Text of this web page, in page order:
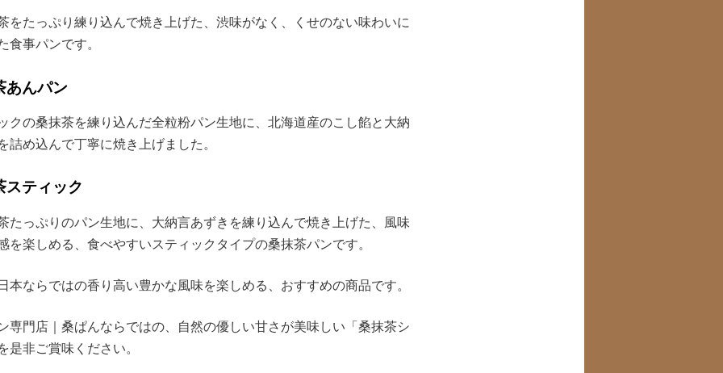
をたっぷり練り込んで焼き上げた、渋味がなく、くせのない味わいに
食事パンです。
あんパン
クの桑抹茶を練り込んだ全粒粉パン生地に、北海道産のこし餡と大納
詰め込んで丁寧に焼き上げました。
スティック
たっぷりのパン生地に、大納言あずきを練り込んで焼き上げた、風味
を楽しめる、食べやすいスティックタイプの桑抹茶パンです。
本ならではの香り高い豊かな風味を楽しめる、おすすめの商品です。
専門店｜桑ぱんならではの、自然の優しい甘さが美味しい「桑抹茶シ
是非ご賞味ください。